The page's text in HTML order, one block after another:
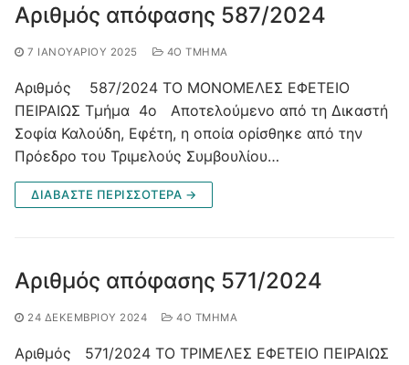
Αριθμός απόφασης 587/2024
7 ΙΑΝΟΥΑΡΊΟΥ 2025 4O ΤΜΉΜΑ
Αριθμός 587/2024 ΤΟ ΜΟΝΟΜΕΛΕΣ ΕΦΕΤΕΙΟ
ΠΕΙΡΑΙΩΣ Τμήμα 4ο Αποτελούμενο από τη Δικαστή
Σοφία Καλούδη, Εφέτη, η οποία ορίσθηκε από την
Πρόεδρο του Τριμελούς Συμβουλίου…
ΔΙΑΒΑΣΤΕ ΠΕΡΙΣΣΟΤΕΡΑ →
Αριθμός απόφασης 571/2024
24 ΔΕΚΕΜΒΡΊΟΥ 2024 4O ΤΜΉΜΑ
Αριθμός 571/2024 ΤΟ ΤΡΙΜΕΛΕΣ ΕΦΕΤΕΙΟ ΠΕΙΡΑΙΩΣ